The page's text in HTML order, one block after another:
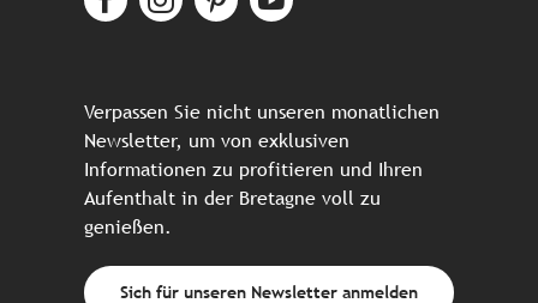
Verpassen Sie nicht unseren monatlichen
Newsletter, um von exklusiven
Informationen zu profitieren und Ihren
Aufenthalt in der Bretagne voll zu
genießen.
Sich für unseren Newsletter anmelden